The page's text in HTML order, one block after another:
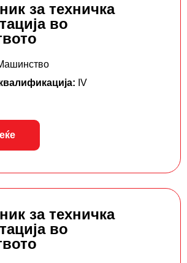
за техничка
во
IV
за техничка
во